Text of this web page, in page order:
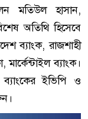
মতিউল হাসান,
অতিথি হিসেবে
ব্যাংক, রাজশাহী
ব্যাংক।
ব্যাংকের ইভিপি ও